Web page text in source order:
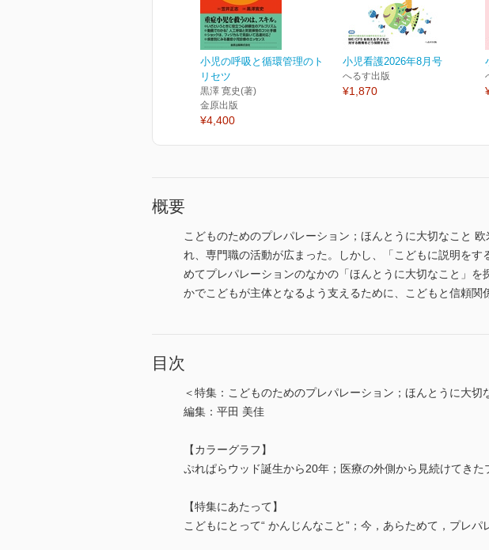
小児の呼吸と循環管理のト
リセツ
黒澤 寛史(著)
金原出版
¥4,400
小児看護2026年8月号
へるす出版
¥1,870
概要
こどものためのプレパレーション；ほんとうに大切なこと
れ、専門職の活動が広まった。しかし、「こどもに説明を
めてプレパレーションのなかの「ほんとうに大切なこと」
かでこどもが主体となるよう支えるために、こどもと信頼
目次
＜特集：こどものためのプレパレーション；ほんとうに大切
編集：平田 美佳
【カラーグラフ】
ぷれぱらウッド誕生から20年；医療の外側から見続けてき
【特集にあたって】
こどもにとって“ かんじんなこと”；今，あらためて，プレ